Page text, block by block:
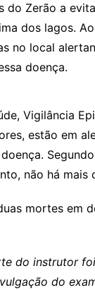
do Zerão a
dos lagos.
no local
doença.
Vigilância
estão em
não há mais
mortes em
do instrutor
do